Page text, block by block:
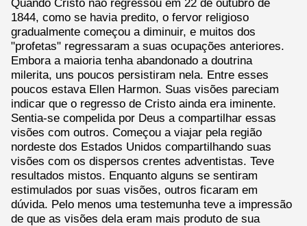
Quando Cristo não regressou em 22 de outubro de
1844, como se havia predito, o fervor religioso
gradualmente começou a diminuir, e muitos dos
"profetas" regressaram a suas ocupações anteriores.
Embora a maioria tenha abandonado a doutrina
milerita, uns poucos persistiram nela. Entre esses
poucos estava Ellen Harmon. Suas visões pareciam
indicar que o regresso de Cristo ainda era iminente.
Sentia-se compelida por Deus a compartilhar essas
visões com outros. Começou a viajar pela região
nordeste dos Estados Unidos compartilhando suas
visões com os dispersos crentes adventistas. Teve
resultados mistos. Enquanto alguns se sentiram
estimulados por suas visões, outros ficaram em
dúvida. Pelo menos uma testemunha teve a impressão
de que as visões dela eram mais produto de sua